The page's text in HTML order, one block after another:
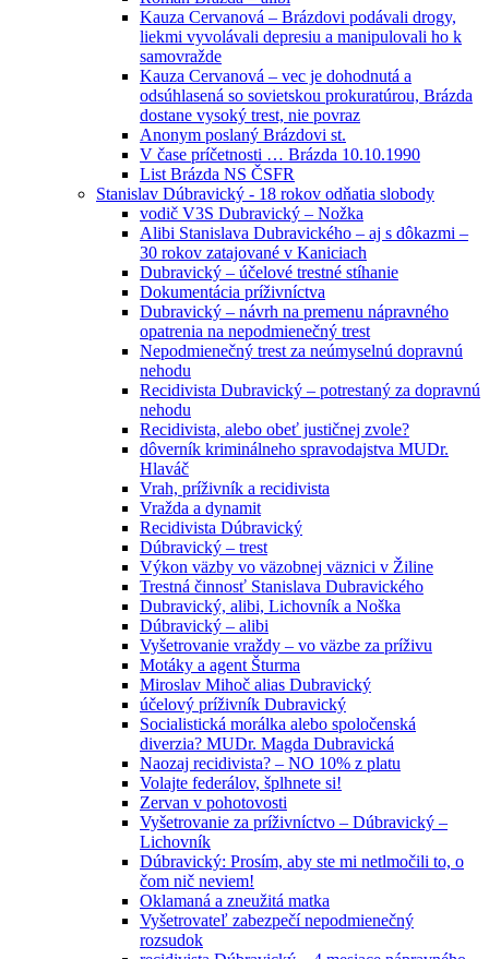
Kauza Cervanová – Brázdovi podávali drogy,
liekmi vyvolávali depresiu a manipulovali ho k
samovražde
Kauza Cervanová – vec je dohodnutá a
odsúhlasená so sovietskou prokuratúrou, Brázda
dostane vysoký trest, nie povraz
Anonym poslaný Brázdovi st.
V čase príčetnosti … Brázda 10.10.1990
List Brázda NS ČSFR
Stanislav Dúbravický - 18 rokov odňatia slobody
vodič V3S Dubravický – Nožka
Alibi Stanislava Dubravického – aj s dôkazmi –
30 rokov zatajované v Kaniciach
Dubravický – účelové trestné stíhanie
Dokumentácia príživníctva
Dubravický – návrh na premenu nápravného
opatrenia na nepodmienečný trest
Nepodmienečný trest za neúmyselnú dopravnú
nehodu
Recidivista Dubravický – potrestaný za dopravnú
nehodu
Recidivista, alebo obeť justičnej zvole?
dôverník kriminálneho spravodajstva MUDr.
Hlaváč
Vrah, príživník a recidivista
Vražda a dynamit
Recidivista Dúbravický
Dúbravický – trest
Výkon väzby vo väzobnej väznici v Žiline
Trestná činnosť Stanislava Dubravického
Dubravický, alibi, Lichovník a Noška
Dúbravický – alibi
Vyšetrovanie vraždy – vo väzbe za príživu
Motáky a agent Šturma
Miroslav Mihoč alias Dubravický
účelový príživník Dubravický
Socialistická morálka alebo spoločenská
diverzia? MUDr. Magda Dubravická
Naozaj recidivista? – NO 10% z platu
Volajte federálov, šplhnete si!
Zervan v pohotovosti
Vyšetrovanie za príživníctvo – Dúbravický –
Lichovník
Dúbravický: Prosím, aby ste mi netlmočili to, o
čom nič neviem!
Oklamaná a zneužitá matka
Vyšetrovateľ zabezpečí nepodmienečný
rozsudok